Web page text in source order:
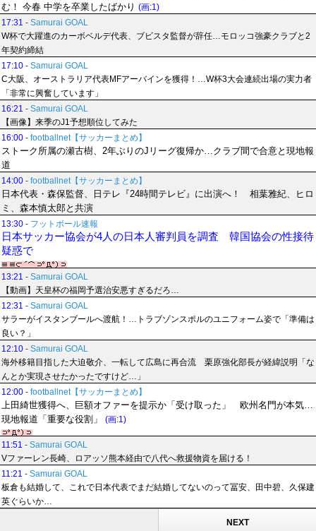
む！ 今春 中学を卒業したばかり (画:1)
17:31 - Samurai GOAL
W杯で大躍進のカーボベルデ代表、ブビスタ監督が辞任…モロッコ強豪クラブと2
年契約締結
17:10 - Samurai GOAL
C大阪、オーストラリア代表MFアーバインを獲得！…W杯3大会連続出場の実力者
「非常に興奮しています」
16:21 - Samurai GOAL
【画像】来季のJ1予想順位してみた
16:00 - footballnet【サッカーまとめ】
ストーク所属の瀬古樹、2年ぶりのJリーグ復帰か…クラブ間で合意と現地報
道
14:00 - footballnet【サッカーまとめ】
日本代表・森保監督、日テレ『24時間テレビ』に出演へ！ 相葉雅紀、ヒロ
ミ、森本慎太郎と共演
13:30 - フットボール速報
日本サッカー協会が4人の日本人審判員を調査 韓国協会の性接待
疑惑で
13:21 - Samurai GOAL
【動画】天皇杯の福岡予選治安悪すぎるだろ…
12:31 - Samurai GOAL
サラーがイスタンブールへ渡航！…トラブゾンスポルのユニフォーム姿で「準備は
良い？」
12:10 - Samurai GOAL
海外移籍目指した大迫敬介、一転して広島に再合流 栗原強化部長が経緯説明「な
んとか実現させたかったですけど…」
12:00 - footballnet【サッカーまとめ】
上田綺世獲得へ、巨額オファーを提示か「受け取った」 欧州名門が本気…
現地報道「重要な役割」
(画:1)
11:51 - Samurai GOAL
Vファーレン長崎、ロアッソ熊本経由で八代へ救援物資を届ける！
11:21 - Samurai GOAL
板倉も結婚して、これで日本代表でまだ結婚してないのって冨安、田中碧、久保建
英ぐらいか…
NEXT